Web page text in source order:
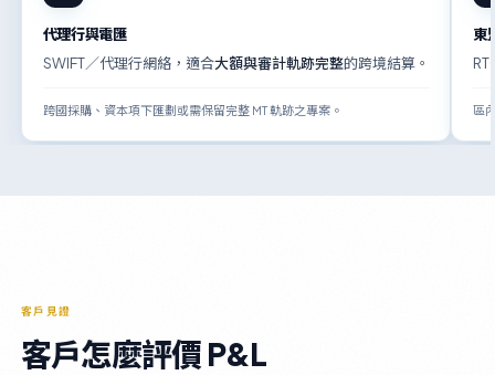
代理行與電匯
SWIFT／代理行網絡，適合大額與審計軌跡完整的跨境結算。
跨國採購、資本項下匯劃或需保留完整 MT 軌跡之專案。
東
區
客戶見證
客戶怎麼評價 P&L